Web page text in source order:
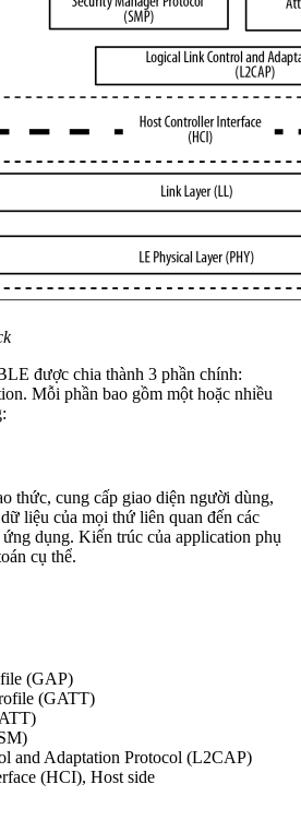
được chia thành 3 phần chính:
Mỗi phần bao gồm một hoặc nhiều
thức, cung cấp giao diện người dùng,
liệu của mọi thứ liên quan đến các
dụng. Kiến trúc của application phụ
cụ thể.
(GAP)
(GATT)
and Adaptation Protocol (L2CAP)
(HCI), Host side